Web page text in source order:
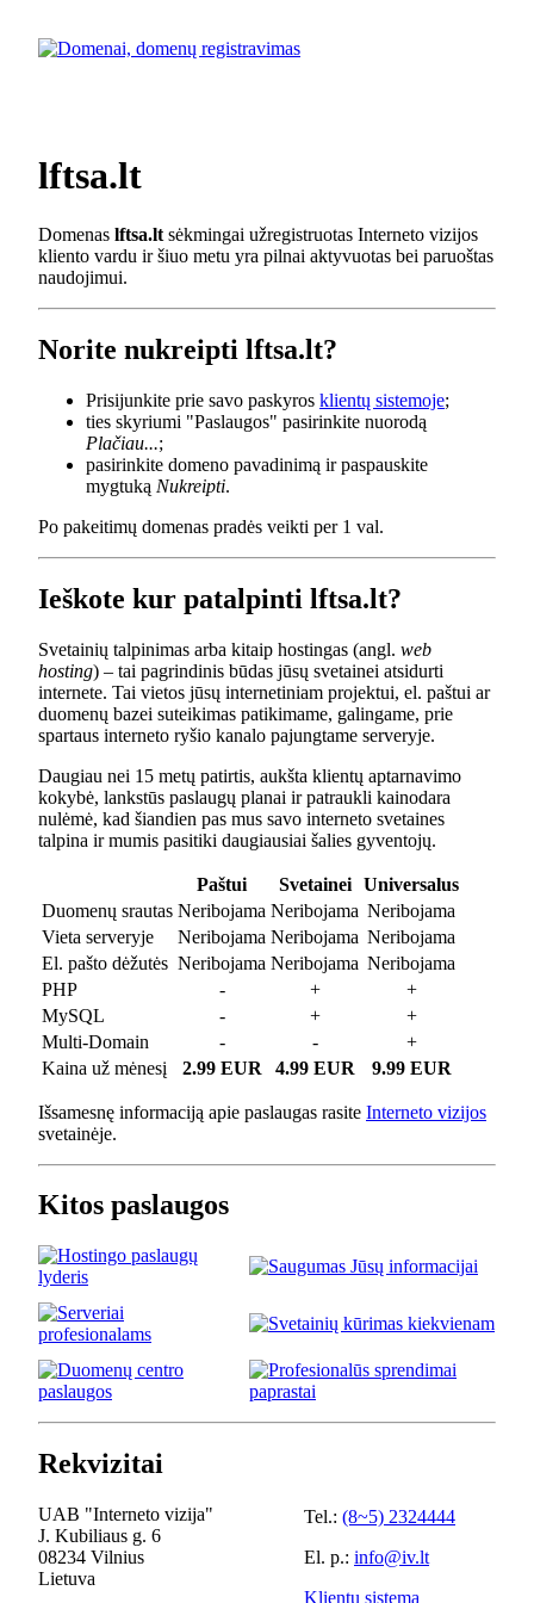
lftsa.lt
Domenas lftsa.lt sėkmingai užregistruotas Interneto vizijos
kliento vardu ir šiuo metu yra pilnai aktyvuotas bei paruoštas
naudojimui.
Norite nukreipti lftsa.lt?
Prisijunkite prie savo paskyros klientų sistemoje;
ties skyriumi "Paslaugos" pasirinkite nuorodą
Plačiau...;
pasirinkite domeno pavadinimą ir paspauskite
mygtuką Nukreipti.
Po pakeitimų domenas pradės veikti per 1 val.
Ieškote kur patalpinti lftsa.lt?
Svetainių talpinimas arba kitaip hostingas (angl. web
hosting) – tai pagrindinis būdas jūsų svetainei atsidurti
internete. Tai vietos jūsų internetiniam projektui, el. paštui ar
duomenų bazei suteikimas patikimame, galingame, prie
spartaus interneto ryšio kanalo pajungtame serveryje.
Daugiau nei 15 metų patirtis, aukšta klientų aptarnavimo
kokybė, lankstūs paslaugų planai ir patraukli kainodara
nulėmė, kad šiandien pas mus savo interneto svetaines
talpina ir mumis pasitiki daugiausiai šalies gyventojų.
Paštui Svetainei
Universalus
Duomenų srautas Neribojama Neribojama Neribojama
Vieta serveryje
Neribojama Neribojama Neribojama
El. pašto dėžutės Neribojama Neribojama Neribojama
PHP
- +
+
MySQL
- +
+
Multi-Domain
- -
+
Kaina už mėnesį
2.99 EUR 4.99 EUR 9.99 EUR
Išsamesnę informaciją apie paslaugas rasite Interneto vizijos
svetainėje.
Kitos paslaugos
Rekvizitai
UAB "Interneto vizija"
J. Kubiliaus g. 6
08234 Vilnius
Lietuva
Tel.: (8~5) 2324444
El. p.: info@iv.lt
Klientų sistema